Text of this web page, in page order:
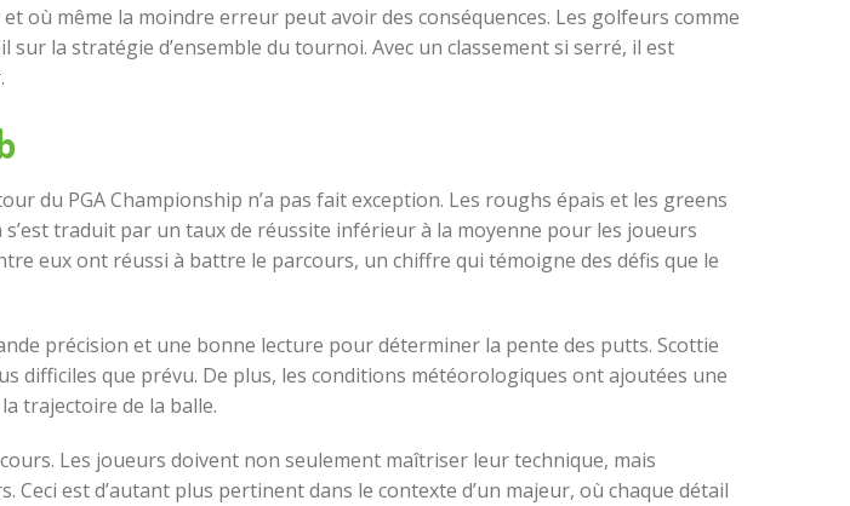
où même la moindre erreur peut avoir des conséquences. Les golfeurs comme
la stratégie d’ensemble du tournoi. Avec un classement si serré, il est
du PGA Championship n’a pas fait exception. Les roughs épais et les greens
traduit par un taux de réussite inférieur à la moyenne pour les joueurs
eux ont réussi à battre le parcours, un chiffre qui témoigne des défis que le
précision et une bonne lecture pour déterminer la pente des putts. Scottie
difficiles que prévu. De plus, les conditions météorologiques ont ajoutées une
trajectoire de la balle.
Les joueurs doivent non seulement maîtriser leur technique, mais
est d’autant plus pertinent dans le contexte d’un majeur, où chaque détail